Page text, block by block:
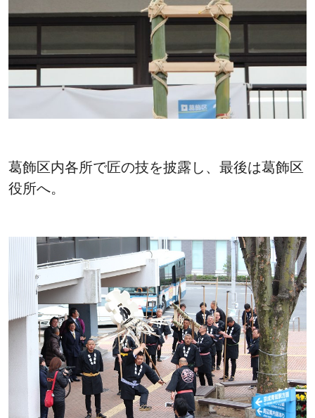
葛飾区内各所で匠の技を披露し、最後は葛飾区
役所へ。